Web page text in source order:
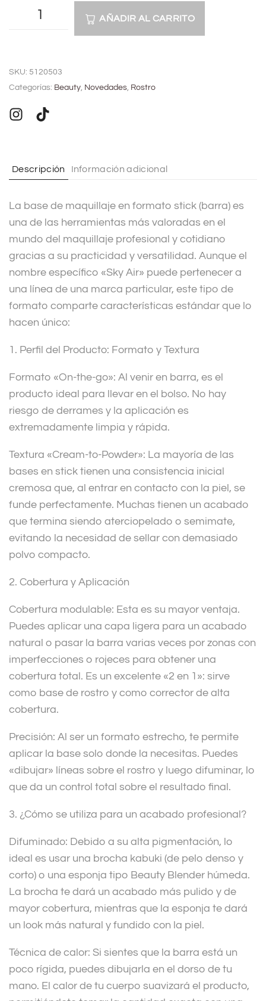
AÑADIR AL CARRITO
t
e
r
i
e
:
SKU: 5120503
Categorías: Beauty Novedades Rostro
Descripción Información adicional
La base de maquillaje en formato stick (barra) es
una de las herramientas más valoradas en el
mundo del maquillaje profesional y cotidiano
gracias a su practicidad y versatilidad. Aunque el
nombre específico «Sky Air» puede pertenecer a
una línea de una marca particular, este tipo de
formato comparte características estándar que lo
hacen único:
1. Perfil del Producto: Formato y Textura
Formato «On-the-go»: Al venir en barra, es el
producto ideal para llevar en el bolso. No hay
riesgo de derrames y la aplicación es
extremadamente limpia y rápida.
Textura «Cream-to-Powder»: La mayoría de las
bases en stick tienen una consistencia inicial
cremosa que, al entrar en contacto con la piel, se
funde perfectamente. Muchas tienen un acabado
que termina siendo aterciopelado o semimate,
evitando la necesidad de sellar con demasiado
polvo compacto.
2. Cobertura y Aplicación
Cobertura modulable: Esta es su mayor ventaja.
Puedes aplicar una capa ligera para un acabado
natural o pasar la barra varias veces por zonas con
imperfecciones o rojeces para obtener una
cobertura total. Es un excelente «2 en 1»: sirve
como base de rostro y como corrector de alta
cobertura.
Precisión: Al ser un formato estrecho, te permite
aplicar la base solo donde la necesitas. Puedes
«dibujar» líneas sobre el rostro y luego difuminar, lo
que da un control total sobre el resultado final.
3. ¿Cómo se utiliza para un acabado profesional?
Difuminado: Debido a su alta pigmentación, lo
ideal es usar una brocha kabuki (de pelo denso y
corto) o una esponja tipo Beauty Blender húmeda.
La brocha te dará un acabado más pulido y de
mayor cobertura, mientras que la esponja te dará
un look más natural y fundido con la piel.
Técnica de calor: Si sientes que la barra está un
poco rígida, puedes dibujarla en el dorso de tu
mano. El calor de tu cuerpo suavizará el producto,